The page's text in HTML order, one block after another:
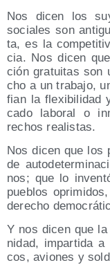
Nos dicen los
socia­les son
ta, es la
cia. Nos dicen
ción gra­tui­tas son
cho a un tra­ba­jo,
fian la fle­xi­bi­li­dad
ca­do labo­ral o
rechos realistas.
Nos dicen que los
de
nos; que lo
pue­blos
dere­cho
Y nos dicen que
ni­dad, impar­ti­da
cos, avio­nes y